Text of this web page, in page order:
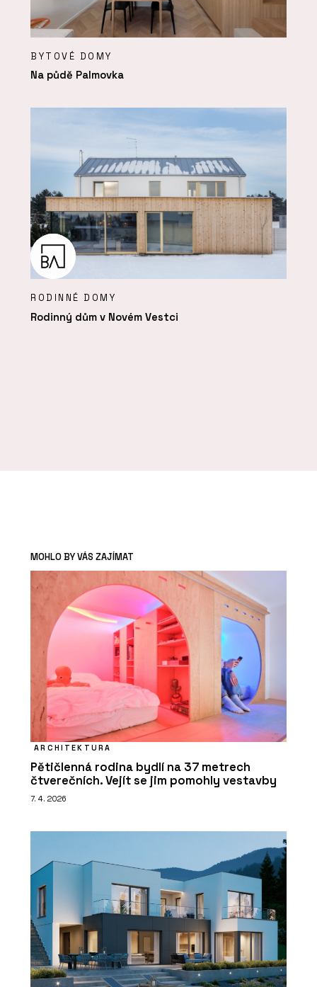
BYTOVÉ DOMY
Na půdě Palmovka
RODINNÉ DOMY
Rodinný dům v Novém Vestci
MOHLO BY VÁS ZAJÍMAT
ARCHITEKTURA
Pětičlenná rodina bydlí na 37 metrech
čtverečních. Vejít se jim pomohly vestavby
7. 4. 2026